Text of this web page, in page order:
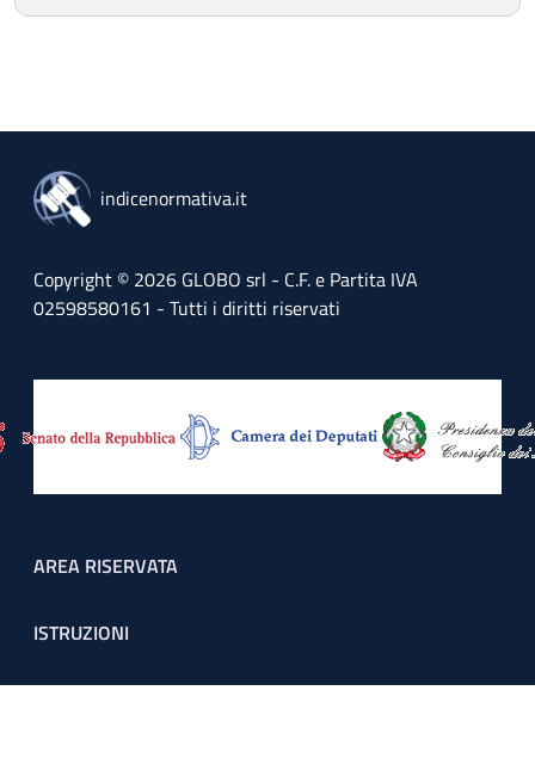
indicenormativa.it
Copyright © 2026 GLOBO srl - C.F. e Partita IVA
02598580161 - Tutti i diritti riservati
Footer menu
AREA RISERVATA
ISTRUZIONI